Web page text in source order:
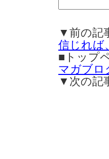
▼前の記
信じれば
■トップ
マガブロ
▼次の記